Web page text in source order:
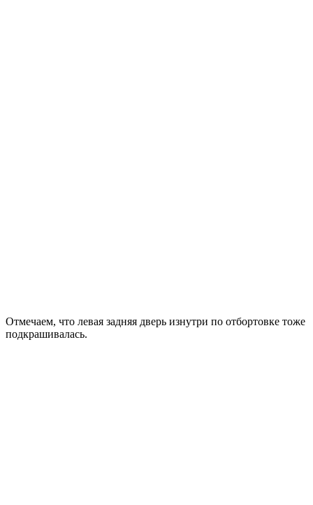
Отмечаем, что левая задняя дверь изнутри по отбортовке тоже
подкрашивалась.